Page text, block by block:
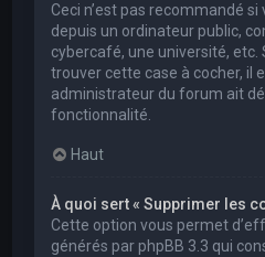
Ceci n’est pas recommandé
depuis un ordinateur public,
cybercafé, une université, etc.
trouver cette case à cocher, il
administrateur du forum ait
fonctionnalité.
Haut
À quoi sert « Supprimer les
Cette option vous permet
générés par phpBB 3.3 qui